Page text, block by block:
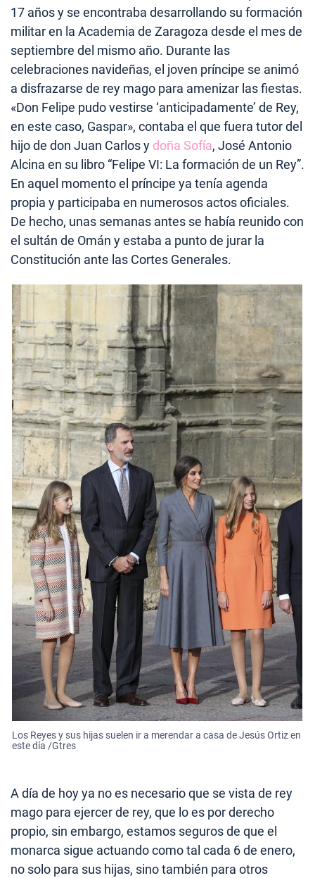
17 años y se encontraba desarrollando su formación
militar en la Academia de Zaragoza desde el mes de
septiembre del mismo año. Durante las
celebraciones navideñas, el joven príncipe se animó
a disfrazarse de rey mago para amenizar las fiestas.
«Don Felipe pudo vestirse ‘anticipadamente’ de Rey,
en este caso, Gaspar», contaba el que fuera tutor del
hijo de don Juan Carlos y doña Sofía, José Antonio
Alcina en su libro “Felipe VI: La formación de un Rey”.
En aquel momento el príncipe ya tenía agenda
propia y participaba en numerosos actos oficiales.
De hecho, unas semanas antes se había reunido con
el sultán de Omán y estaba a punto de jurar la
Constitución ante las Cortes Generales.
Los Reyes y sus hijas suelen ir a merendar a casa de Jesús Ortiz en
este día /Gtres
A día de hoy ya no es necesario que se vista de rey
mago para ejercer de rey, que lo es por derecho
propio, sin embargo, estamos seguros de que el
monarca sigue actuando como tal cada 6 de enero,
no solo para sus hijas, sino también para otros